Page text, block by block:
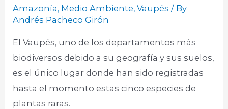
Amazonía, Medio Ambiente,Vaupés / By
Andrés Pacheco Girón
El Vaupés, uno de los departamentos más
biodiversos debido a su geografía y sus suelos,
es el único lugar donde han sido registradas
hasta el momento estas cinco especies de
plantas raras.